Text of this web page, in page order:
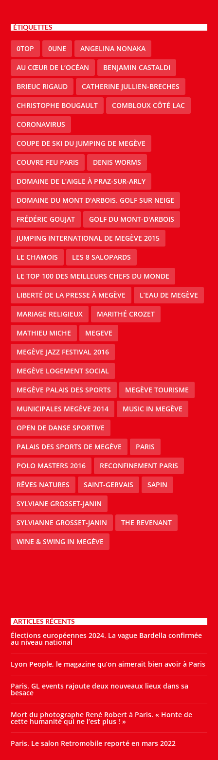
ÉTIQUETTES
0TOP 0UNE ANGELINA NONAKA
AU CŒUR DE L’OCÉAN BENJAMIN CASTALDI
BRIEUC RIGAUD CATHERINE JULLIEN-BRECHES
CHRISTOPHE BOUGAULT COMBLOUX CÔTÉ LAC
CORONAVIRUS
COUPE DE SKI DU JUMPING DE MEGÈVE
COUVRE FEU PARIS DENIS WORMS
DOMAINE DE L’AIGLE À PRAZ-SUR-ARLY
DOMAINE DU MONT D'ARBOIS. GOLF SUR NEIGE
FRÉDÉRIC GOUJAT GOLF DU MONT-D'ARBOIS
JUMPING INTERNATIONAL DE MEGÈVE 2015
LE CHAMOIS LES 8 SALOPARDS
LE TOP 100 DES MEILLEURS CHEFS DU MONDE
LIBERTÉ DE LA PRESSE À MEGÈVE L’EAU DE MEGÈVE
MARIAGE RELIGIEUX MARITHÉ CROZET
MATHIEU MICHE MEGEVE
MEGÈVE JAZZ FESTIVAL 2016
MEGÈVE LOGEMENT SOCIAL
MEGÈVE PALAIS DES SPORTS MEGÈVE TOURISME
MUNICIPALES MEGÈVE 2014 MUSIC IN MEGÈVE
OPEN DE DANSE SPORTIVE
PALAIS DES SPORTS DE MEGÈVE PARIS
POLO MASTERS 2016 RECONFINEMENT PARIS
RÊVES NATURES SAINT-GERVAIS SAPIN
SYLVIANE GROSSET-JANIN
SYLVIANNE GROSSET-JANIN THE REVENANT
WINE & SWING IN MEGÈVE
ARTICLES RÉCENTS
Élections européennes 2024. La vague Bardella confirmée
au niveau national
Lyon People, le magazine qu’on aimerait bien avoir à Paris
Paris. GL events rajoute deux nouveaux lieux dans sa
besace
Mort du photographe René Robert à Paris. « Honte de
cette humanité qui ne l’est plus ! »
Paris. Le salon Retromobile reporté en mars 2022